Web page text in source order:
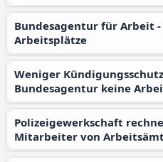
Bundesagentur für Arbeit - Kündigungsschutz und
Arbeitsplätze
Weniger Kündigungsschutz schafft laut
Bundesagentur keine
Polizeigewerkschaft rechnet mit Gewalt gegen
Mitarbeiter von